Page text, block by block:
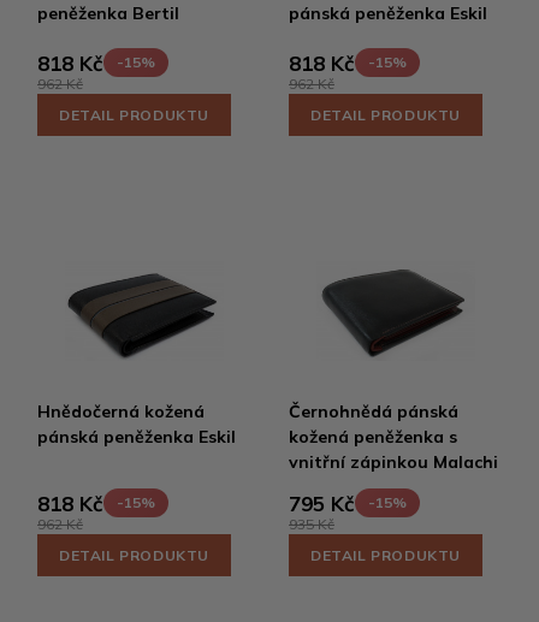
peněženka Bertil
818 Kč
-15%
962 Kč
DETAIL PRODUKTU
pánská peněženka Eskil
818 Kč
-15%
962 Kč
DETAIL PRODUKTU
Hnědočerná kožená
pánská peněženka Eskil
818 Kč
-15%
962 Kč
DETAIL PRODUKTU
Černohnědá pánská
kožená peněženka s
vnitřní zápinkou Malachi
795 Kč
-15%
935 Kč
DETAIL PRODUKTU